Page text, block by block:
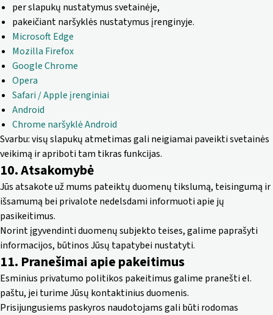
per slapukų nustatymus svetainėje,
pakeičiant naršyklės nustatymus įrenginyje.
Microsoft Edge
Mozilla Firefox
Google Chrome
Opera
Safari / Apple įrenginiai
Android
Chrome naršyklė Android
Svarbu: visų slapukų atmetimas gali neigiamai paveikti svetainės
veikimą ir apriboti tam tikras funkcijas.
10. Atsakomybė
Jūs atsakote už mums pateiktų duomenų tikslumą, teisingumą ir
išsamumą bei privalote nedelsdami informuoti apie jų
pasikeitimus.
Norint įgyvendinti duomenų subjekto teises, galime paprašyti
informacijos, būtinos Jūsų tapatybei nustatyti.
11. Pranešimai apie pakeitimus
Esminius privatumo politikos pakeitimus galime pranešti el.
paštu, jei turime Jūsų kontaktinius duomenis.
Prisijungusiems paskyros naudotojams gali būti rodomas